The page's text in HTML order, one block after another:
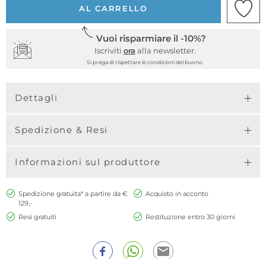
AL CARRELLO
Vuoi risparmiare il -10%?
Iscriviti ora alla newsletter.
Si prega di rispettare le condizioni del buono.
Dettagli
Spedizione & Resi
Informazioni sul produttore
Spedizione gratuita* a partire da €
129,-
Acquisto in acconto
Resi gratuiti Restituzione entro 30 giorni